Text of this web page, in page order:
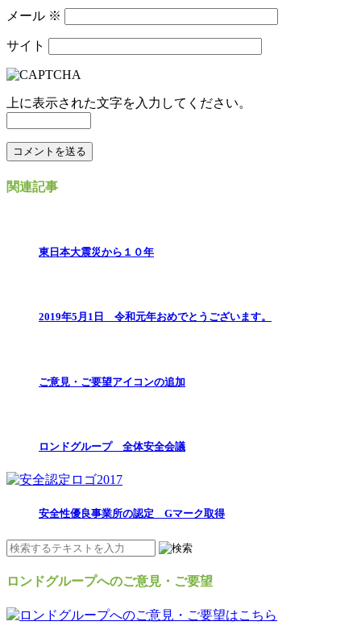
メール ※
サイト
上に表示された文字を入力してください。
関連記事
東日本大震災から１０年
2019年5月1日 令和元年おめでとうございます。
ご意見・ご要望アイコンの追加
ロンドグループ 全体安全会議
安全性優良事業所の認定 Gマーク取得
ロンドグループへのご意見・ご要望